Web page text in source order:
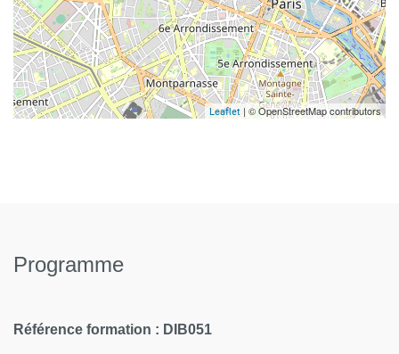
Leaflet | © OpenStreetMap contributors
Programme
Référence formation : DIB051